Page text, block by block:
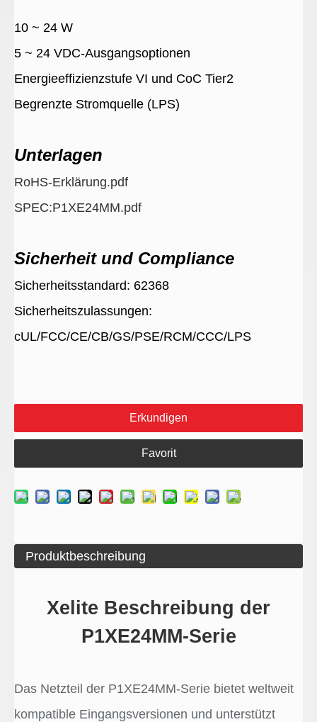
10 ~ 24 W
5 ~ 24 VDC-Ausgangsoptionen
Energieeffizienzstufe VI und CoC Tier2
Begrenzte Stromquelle (LPS)
Unterlagen
RoHS-Erklärung.pdf
SPEC:P1XE24MM.pdf
Sicherheit und Compliance
Sicherheitsstandard: 62368
Sicherheitszulassungen:
cUL/FCC/CE/CB/GS/PSE/RCM/CCC/LPS
Erkundigen
Favorit
Produktbeschreibung
Xelite Beschreibung der
P1XE24MM-Serie
Das Netzteil der P1XE24MM-Serie bietet weltweit
kompatible Eingangsversionen und unterstützt